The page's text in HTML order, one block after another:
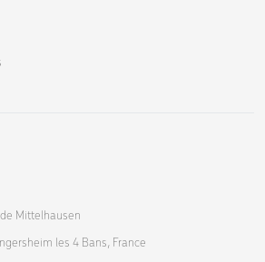
Mittelhausen
les 4 Bans, France